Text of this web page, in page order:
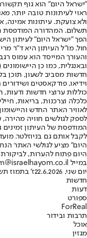
"ישראל היום" הוא גוף
ראוי לעיתונות טובה יותר,
ולא צועקת. עיתונות אמינה,
הפך "ישראל היום" לעיתון
חול. מו"ל העיתון היא ד"ר
והעורך המייסד הוא עמוס
חדשות מסביב לשעון, תוכן
וידיאו, פודקאסטים
כוללות ערוצי חדשות ודעות,
לאוויר האתר החדש
לספק לגולשים חוויה
המודפסת של העיתון
לקבל אותם גם בניוזלטר.
היום" מציע לגולשי האתר
היום פתוח להערות,
במייל hayom@israelhayom.co.il.
יום שני, 22.6.2026
ז' בתמוז
חדשות
דעות
ספורט
ForReal
תרבות ובידור
אוכל
מגזין